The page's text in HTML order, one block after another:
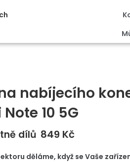
nabíjecího
10 5G
dílů 849 Kč
děláme, když se Vaše